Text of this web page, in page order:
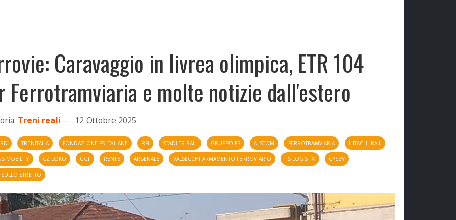
Caravaggio in livrea olimpica, ETR 104
Ferrotramviaria e molte notizie dall'estero
Treni reali 12 Ottobre 2025
TRENITALIA FONDAZIONE FS ITALIANE RFI STADLER RAIL GRUPPO FS ALSTOM FERROTRAMVIARIA HITACHI RAIL
MOBILITY CZ LOKO GCF RENFE ARSENALE VALSECCHI ARMAMENTO FERROVIARIO FS LOGISTIX GYSEV
STRETTO